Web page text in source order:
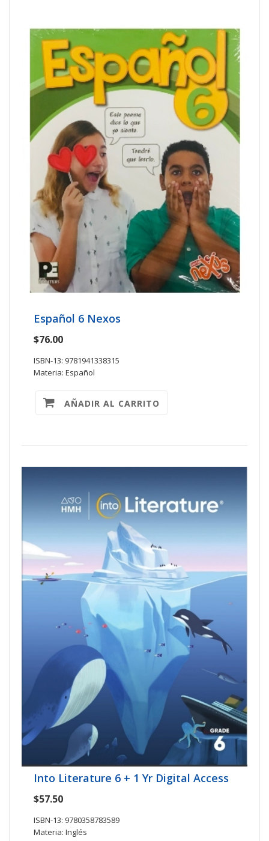
Español 6 Nexos
$76.00
ISBN-13: 9781941338315
Materia: Español
AÑADIR AL CARRITO
Into Literature 6 + 1 Yr Digital Access
$57.50
ISBN-13: 9780358783589
Materia: Inglés